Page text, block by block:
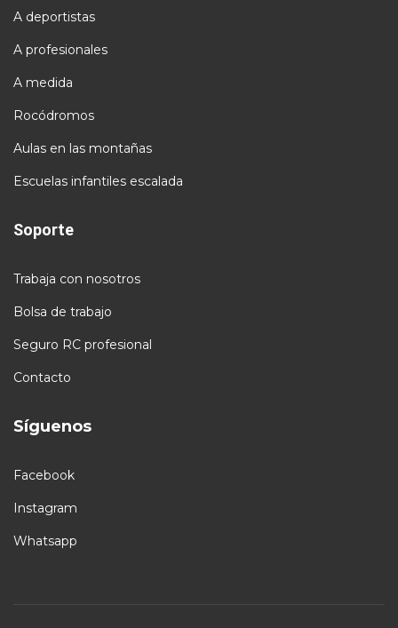
A deportistas
A profesionales
A medida
Rocódromos
Aulas en las montañas
Escuelas infantiles escalada
Soporte
Trabaja con nosotros
Bolsa de trabajo
Seguro RC profesional
Contacto
Síguenos
Facebook
Instagram
Whatsapp